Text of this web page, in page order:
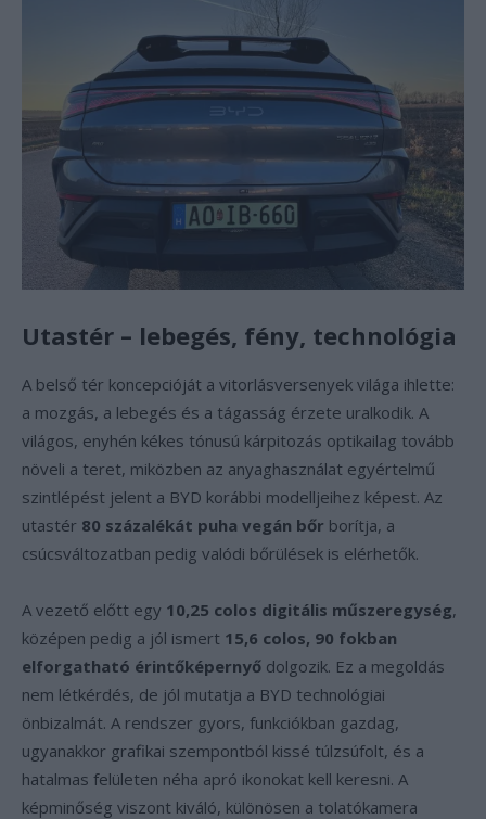
Utastér – lebegés, fény, technológia
A belső tér koncepcióját a vitorlásversenyek világa ihlette:
a mozgás, a lebegés és a tágasság érzete uralkodik. A
világos, enyhén kékes tónusú kárpitozás optikailag tovább
növeli a teret, miközben az anyaghasználat egyértelmű
szintlépést jelent a BYD korábbi modelljeihez képest. Az
utastér 80 százalékát puha vegán bőr borítja, a
csúcsváltozatban pedig valódi bőrülések is elérhetők.
A vezető előtt egy 10,25 colos digitális műszeregység,
középen pedig a jól ismert 15,6 colos, 90 fokban
elforgatható érintőképernyő dolgozik. Ez a megoldás
nem létkérdés, de jól mutatja a BYD technológiai
önbizalmát. A rendszer gyors, funkciókban gazdag,
ugyanakkor grafikai szempontból kissé túlzsúfolt, és a
hatalmas felületen néha apró ikonokat kell keresni. A
képminőség viszont kiváló, különösen a tolatókamera